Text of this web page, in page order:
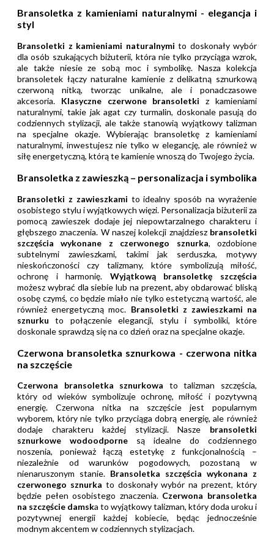
Bransoletka z kamieniami naturalnymi - elegancja i
styl
Bransoletki z kamieniami naturalnymi to doskonały wybór
dla osób szukających biżuterii, która nie tylko przyciąga wzrok,
ale także niesie ze sobą moc i symbolikę. Nasza kolekcja
bransoletek łączy naturalne kamienie z delikatną sznurkową
czerwoną nitką, tworząc unikalne, ale i ponadczasowe
akcesoria. Klasyczne czerwone bransoletki z kamieniami
naturalnymi, takie jak agat czy turmalin, doskonale pasują do
codziennych stylizacji, ale także stanowią wyjątkowy talizman
na specjalne okazje. Wybierając bransoletkę z kamieniami
naturalnymi, inwestujesz nie tylko w elegancję, ale również w
siłę energetyczną, którą te kamienie wnoszą do Twojego życia.
Bransoletka z zawieszką – personalizacja i symbolika
Bransoletki z zawieszkami to idealny sposób na wyrażenie
osobistego stylu i wyjątkowych więzi. Personalizacja biżuterii za
pomocą zawieszek dodaje jej niepowtarzalnego charakteru i
głębszego znaczenia. W naszej kolekcji znajdziesz bransoletki
szczęścia wykonane z czerwonego sznurka, ozdobione
subtelnymi zawieszkami, takimi jak serduszka, motywy
nieskończoności czy talizmany, które symbolizują miłość,
ochronę i harmonię. Wyjątkową bransoletkę szczęścia
możesz wybrać dla siebie lub na prezent, aby obdarować bliską
osobę czymś, co będzie miało nie tylko estetyczną wartość, ale
również energetyczną moc. Bransoletki z zawieszkami na
sznurku to połączenie elegancji, stylu i symboliki, które
doskonale sprawdzą się na co dzień oraz na specjalne okazje.
Czerwona bransoletka sznurkowa - czerwona nitka
na szczęście
Czerwona bransoletka sznurkowa to talizman szczęścia,
który od wieków symbolizuje ochronę, miłość i pozytywną
energię. Czerwona nitka na szczęście jest popularnym
wyborem, który nie tylko przyciąga dobrą energię, ale również
dodaje charakteru każdej stylizacji. Nasze bransoletki
sznurkowe wodoodporne są idealne do codziennego
noszenia, ponieważ łączą estetykę z funkcjonalnością –
niezależnie od warunków pogodowych, pozostaną w
nienaruszonym stanie. Bransoletka szczęścia wykonana z
czerwonego sznurka to doskonały wybór na prezent, który
będzie pełen osobistego znaczenia. Czerwona bransoletka
na szczęście damska to wyjątkowy talizman, który doda uroku i
pozytywnej energii każdej kobiecie, będąc jednocześnie
modnym akcentem w codziennych stylizacjach.